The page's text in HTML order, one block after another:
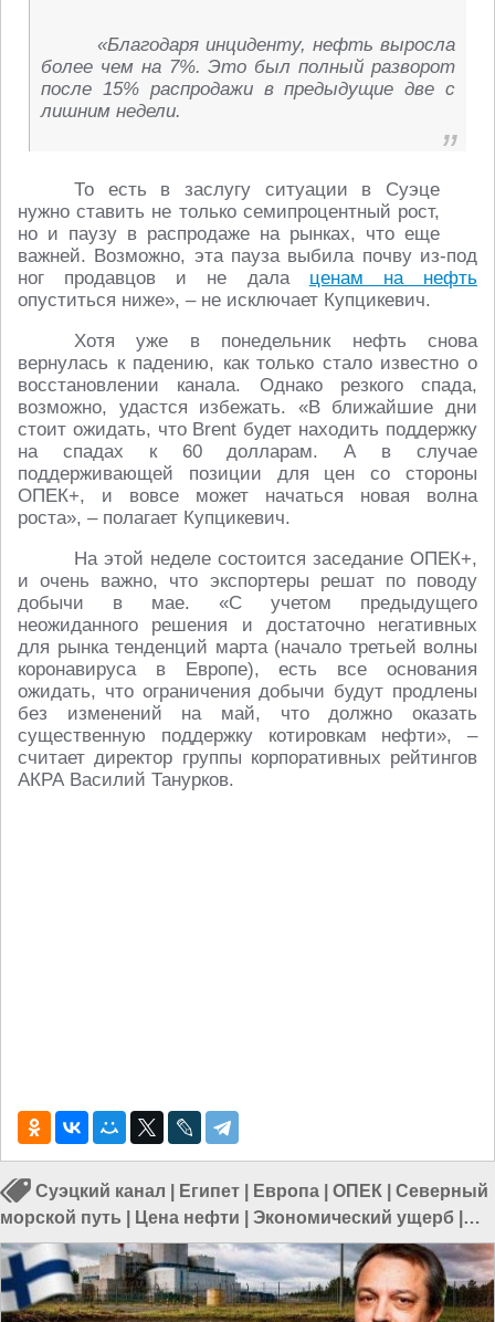
«Благодаря инциденту, нефть выросла
более чем на 7%. Это был полный разворот
после 15% распродажи в предыдущие две с
лишним недели.
То есть в заслугу ситуации в Суэце
нужно ставить не только семипроцентный рост,
но и паузу в распродаже на рынках, что еще
важней. Возможно, эта пауза выбила почву из-под
ног продавцов и не дала ценам на нефть
опуститься ниже», – не исключает Купцикевич.
Хотя уже в понедельник нефть снова
вернулась к падению, как только стало известно о
восстановлении канала. Однако резкого спада,
возможно, удастся избежать. «В ближайшие дни
стоит ожидать, что Brent будет находить поддержку
на спадах к 60 долларам. А в случае
поддерживающей позиции для цен со стороны
ОПЕК+, и вовсе может начаться новая волна
роста», – полагает Купцикевич.
На этой неделе состоится заседание ОПЕК+,
и очень важно, что экспортеры решат по поводу
добычи в мае. «С учетом предыдущего
неожиданного решения и достаточно негативных
для рынка тенденций марта (начало третьей волны
коронавируса в Европе), есть все основания
ожидать, что ограничения добычи будут продлены
без изменений на май, что должно оказать
существенную поддержку котировкам нефти», –
считает директор группы корпоративных рейтингов
АКРА Василий Танурков.
Суэцкий канал Египет Европа ОПЕК
Северный
морской путь
Цена нефти Экономический ущерб
Китай